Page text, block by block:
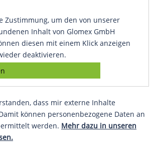
Zustimmung, um den von unserer
Inhalt von Glomex GmbH
diesen mit einem Klick anzeigen
deaktivieren.
dass mir externe Inhalte
können personenbezogene Daten an
werden. Mehr dazu in unseren